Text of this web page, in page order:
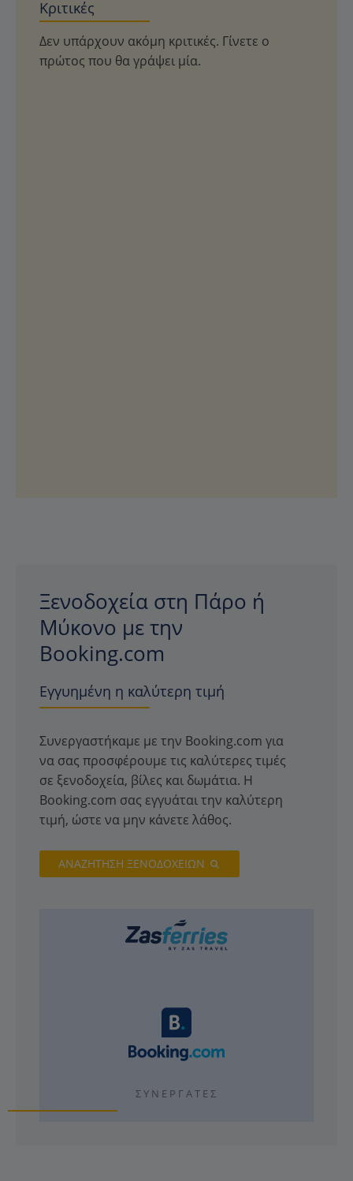
Κριτικές
Δεν υπάρχουν ακόμη κριτικές. Γίνετε ο
πρώτος που θα γράψει μία.
Ξενοδοχεία στη Πάρο ή
Μύκονο με την
Booking.com
Εγγυημένη η καλύτερη τιμή
Συνεργαστήκαμε με την Booking.com για
να σας προσφέρουμε τις καλύτερες τιμές
σε ξενοδοχεία, βίλες και δωμάτια. Η
Booking.com σας εγγυάται την καλύτερη
τιμή, ώστε να μην κάνετε λάθος.
ΑΝΑΖΗΤΗΣΗ ΞΕΝΟΔΟΧΕΙΩΝ
ΣΥΝΕΡΓΆΤΕΣ